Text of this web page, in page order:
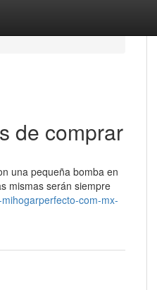
de comprar
una pequeña bomba en
mismas serán siempre
com-mx-